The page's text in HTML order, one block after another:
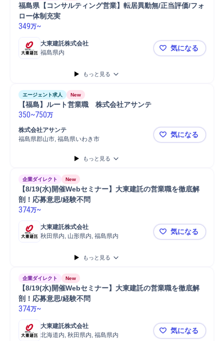
福島県【コンサルティング営業】転居異動無/正当評価/フォ
ロー体制充実
349万~
大東建託株式会社
福島県内
福島県【コ
気になる
もっと見る
エージェント求人 New
350~750万
株式会社アサンテ
福島県郡山市, 福島県いわき市
【福島】ル
気になる
もっと見る
企業ダイレクト New
【8/19(水)開催Webセミナー】大東建託の営業職を徹底解
剖！応募意思/経験不問
374万~
大東建託株式会社
秋田県内, 山形県内, 福島県内
【8/19(水)
気になる
もっと見る
企業ダイレクト New
【8/19(水)開催Webセミナー】大東建託の営業職を徹底解
剖！応募意思/経験不問
374万~
大東建託株式会社
北海道内, 秋田県内, 福島県内
【8/19(水)
気になる